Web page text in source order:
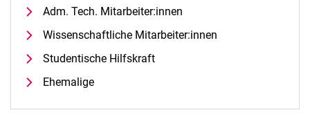
Adm. Tech. Mitarbeiter:innen
Wissenschaftliche Mitarbeiter:innen
Studentische Hilfskraft
Ehemalige